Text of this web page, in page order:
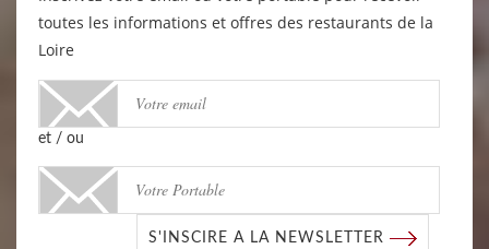
toutes les informations et offres des restaurants de la
Loire
et / ou
S'INSCIRE A LA NEWSLETTER